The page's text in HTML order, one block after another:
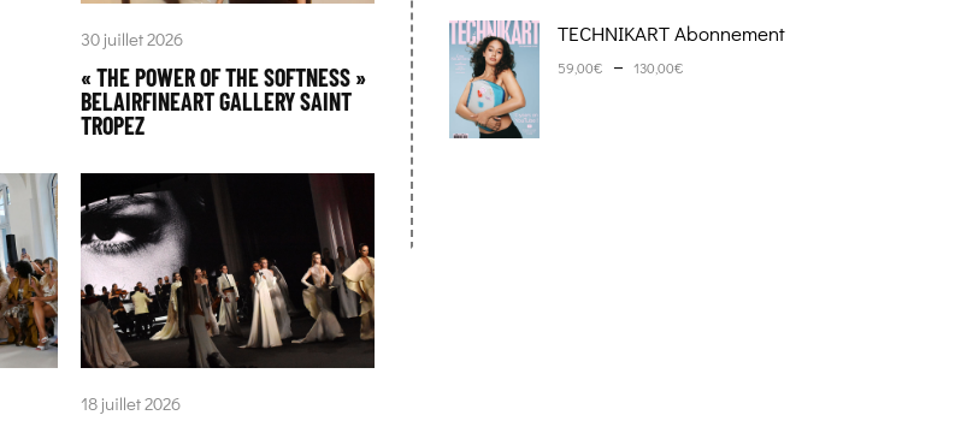
30 juillet 2026
« THE POWER OF THE SOFTNESS »
BELAIRFINEART GALLERY SAINT
TROPEZ
18 juillet 2026
TECHNIKART Abonnement
59,00€ – 130,00€